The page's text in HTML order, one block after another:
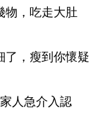
物，吃走大肚
了，瘦到你懷疑
人急介入認